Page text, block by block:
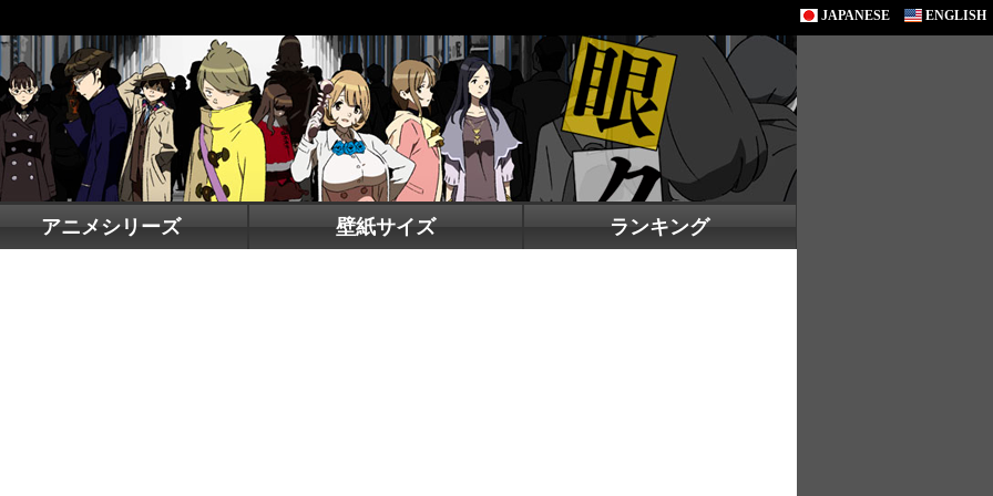
JAPANESE ENGLISH
アニメシリーズ 壁紙サイズ ランキング